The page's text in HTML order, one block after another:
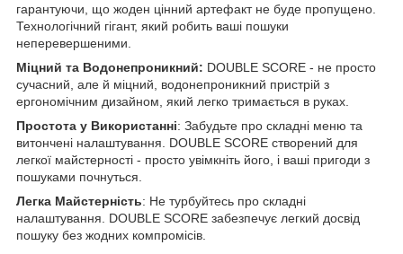
гарантуючи, що жоден цінний артефакт не буде пропущено.
Технологічний гігант, який робить ваші пошуки
неперевершеними.
Міцний та Водонепроникний: DOUBLE SCORE - не просто
сучасний, але й міцний, водонепроникний пристрій з
ергономічним дизайном, який легко тримається в руках.
Простота у Використанні: Забудьте про складні меню та
витончені налаштування. DOUBLE SCORE створений для
легкої майстерності - просто увімкніть його, і ваші пригоди з
пошуками почнуться.
Легка Майстерність: Не турбуйтесь про складні
налаштування. DOUBLE SCORE забезпечує легкий досвід
пошуку без жодних компромісів.